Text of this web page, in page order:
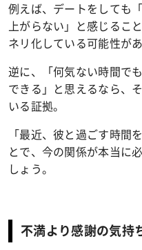
例えば、デートをしても
上がらない」と感じるこ
ネリ化している可能性があ
逆に、「何気ない時間で
できる」と思えるなら、
いる証拠。
「最近、彼と過ごす時間
とで、今の関係が本当に
しょう。
不満より感謝の気持